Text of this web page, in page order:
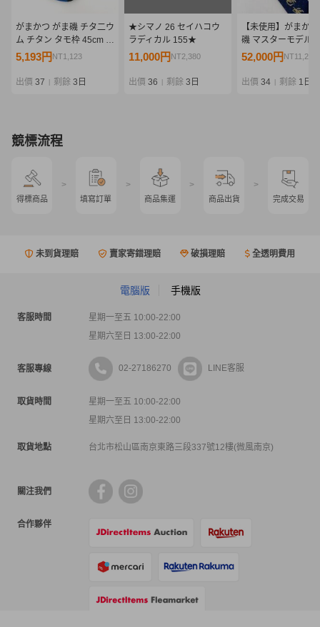
がまかつ がま磯 チタ二ウ
ム チタン タモ枠 45cm タ
モ網付 タモケース付属
5,193円 NT1,123
出價 37 剩餘 3日
★シマノ 26 セイハコウ
ラディカル 155★
11,000円 NT2,380
出價 36 剩餘 3日
【未使用】がまか
磯 マスターモデル
H-50 No.22073 最
ケース付 0807-04
52,000円 NT11,252
出價 34 剩餘 1日
競標流程
得標商品
>
填寫訂單
>
商品集運
>
商品出貨
>
完成交易
未到貨理賠 賣家寄錯理賠 破損理賠 全透明費用
電腦版 手機版
客服時間
星期一至五 10:00-22:00
星期六至日 13:00-22:00
客服專線 02-27186270 LINE客服
取貨時間
星期一至五 10:00-22:00
星期六至日 13:00-22:00
取貨地點 台北市松山區南京東路三段337號12樓(微風南京)
關注我們
合作夥伴